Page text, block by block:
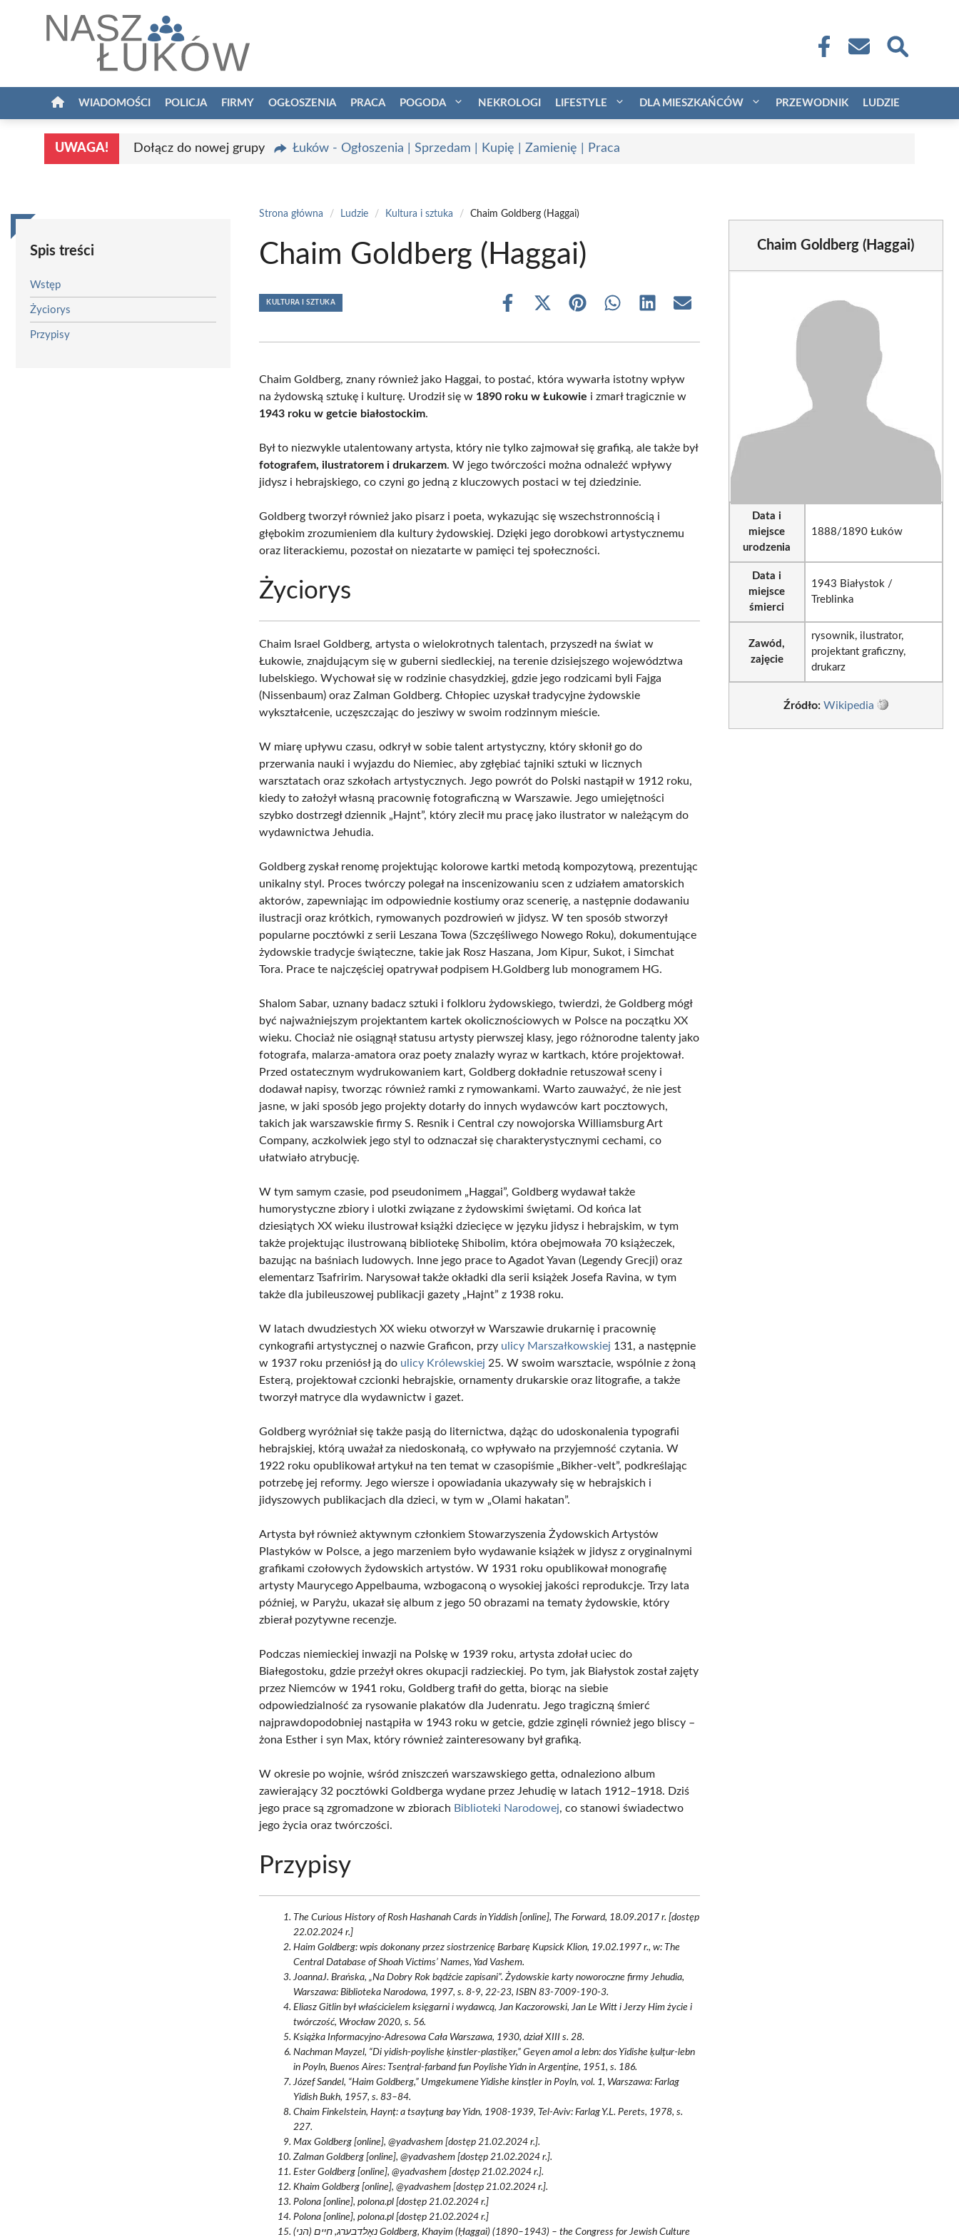
WIADOMOŚCI POLICJA FIRMY OGŁOSZENIA PRACA POGODA NEKROLOGI LIFESTYLE DLA MIESZKAŃCÓW PRZEWODNIK LUDZIE
UWAGA! Dołącz do nowej grupy Łuków - Ogłoszenia | Sprzedam | Kupię | Zamienię | Praca
Spis treści
Wstęp
Życiorys
Przypisy
Strona główna / Ludzie / Kultura i sztuka / Chaim Goldberg (Haggai)
Chaim Goldberg (Haggai)
KULTURA I SZTUKA
Share
Share
(Twitter)
Share Share Share Share
Chaim Goldberg, znany również jako Haggai, to postać, która wywarła istotny wpływ
na żydowską sztukę i kulturę. Urodził się w 1890 roku w Łukowie i zmarł tragicznie w
1943 roku w getcie białostockim.
Był to niezwykle utalentowany artysta, który nie tylko zajmował się grafiką, ale także był
fotografem, ilustratorem i drukarzem. W jego twórczości można odnaleźć wpływy
jidysz i hebrajskiego, co czyni go jedną z kluczowych postaci w tej dziedzinie.
Goldberg tworzył również jako pisarz i poeta, wykazując się wszechstronnością i
głębokim zrozumieniem dla kultury żydowskiej. Dzięki jego dorobkowi artystycznemu
oraz literackiemu, pozostał on niezatarte w pamięci tej społeczności.
Życiorys
Chaim Israel Goldberg, artysta o wielokrotnych talentach, przyszedł na świat w
Łukowie, znajdującym się w guberni siedleckiej, na terenie dzisiejszego województwa
lubelskiego. Wychował się w rodzinie chasydzkiej, gdzie jego rodzicami byli Fajga
(Nissenbaum) oraz Zalman Goldberg. Chłopiec uzyskał tradycyjne żydowskie
wykształcenie, uczęszczając do jesziwy w swoim rodzinnym mieście.
W miarę upływu czasu, odkrył w sobie talent artystyczny, który skłonił go do
przerwania nauki i wyjazdu do Niemiec, aby zgłębiać tajniki sztuki w licznych
warsztatach oraz szkołach artystycznych. Jego powrót do Polski nastąpił w 1912 roku,
kiedy to założył własną pracownię fotograficzną w Warszawie. Jego umiejętności
szybko dostrzegł dziennik „Hajnt”, który zlecił mu pracę jako ilustrator w należącym do
wydawnictwa Jehudia.
Goldberg zyskał renomę projektując kolorowe kartki metodą kompozytową, prezentując
unikalny styl. Proces twórczy polegał na inscenizowaniu scen z udziałem amatorskich
aktorów, zapewniając im odpowiednie kostiumy oraz scenerię, a następnie dodawaniu
ilustracji oraz krótkich, rymowanych pozdrowień w jidysz. W ten sposób stworzył
popularne pocztówki z serii Leszana Towa (Szczęśliwego Nowego Roku), dokumentujące
żydowskie tradycje świąteczne, takie jak Rosz Haszana, Jom Kipur, Sukot, i Simchat
Tora. Prace te najczęściej opatrywał podpisem H.Goldberg lub monogramem HG.
Shalom Sabar, uznany badacz sztuki i folkloru żydowskiego, twierdzi, że Goldberg mógł
być najważniejszym projektantem kartek okolicznościowych w Polsce na początku XX
wieku. Chociaż nie osiągnął statusu artysty pierwszej klasy, jego różnorodne talenty jako
fotografa, malarza-amatora oraz poety znalazły wyraz w kartkach, które projektował.
Przed ostatecznym wydrukowaniem kart, Goldberg dokładnie retuszował sceny i
dodawał napisy, tworząc również ramki z rymowankami. Warto zauważyć, że nie jest
jasne, w jaki sposób jego projekty dotarły do innych wydawców kart pocztowych,
takich jak warszawskie firmy S. Resnik i Central czy nowojorska Williamsburg Art
Company, aczkolwiek jego styl to odznaczał się charakterystycznymi cechami, co
ułatwiało atrybucję.
W tym samym czasie, pod pseudonimem „Haggai”, Goldberg wydawał także
humorystyczne zbiory i ulotki związane z żydowskimi świętami. Od końca lat
dziesiątych XX wieku ilustrował książki dziecięce w języku jidysz i hebrajskim, w tym
także projektując ilustrowaną bibliotekę Shibolim, która obejmowała 70 książeczek,
bazując na baśniach ludowych. Inne jego prace to Agadot Yavan (Legendy Grecji) oraz
elementarz Tsafririm. Narysował także okładki dla serii książek Josefa Ravina, w tym
także dla jubileuszowej publikacji gazety „Hajnt” z 1938 roku.
W latach dwudziestych XX wieku otworzył w Warszawie drukarnię i pracownię
cynkografii artystycznej o nazwie Graficon, przy ulicy Marszałkowskiej 131, a następnie
w 1937 roku przeniósł ją do ulicy Królewskiej 25. W swoim warsztacie, wspólnie z żoną
Esterą, projektował czcionki hebrajskie, ornamenty drukarskie oraz litografie, a także
tworzył matryce dla wydawnictw i gazet.
Goldberg wyróżniał się także pasją do liternictwa, dążąc do udoskonalenia typografii
hebrajskiej, którą uważał za niedoskonałą, co wpływało na przyjemność czytania. W
1922 roku opublikował artykuł na ten temat w czasopiśmie „Bikher-velt”, podkreślając
potrzebę jej reformy. Jego wiersze i opowiadania ukazywały się w hebrajskich i
jidyszowych publikacjach dla dzieci, w tym w „Olami hakatan”.
Artysta był również aktywnym członkiem Stowarzyszenia Żydowskich Artystów
Plastyków w Polsce, a jego marzeniem było wydawanie książek w jidysz z oryginalnymi
grafikami czołowych žydowskich artystów. W 1931 roku opublikował monografię
artysty Maurycego Appelbauma, wzbogaconą o wysokiej jakości reprodukcje. Trzy lata
później, w Paryżu, ukazał się album z jego 50 obrazami na tematy żydowskie, który
zbierał pozytywne recenzje.
Podczas niemieckiej inwazji na Polskę w 1939 roku, artysta zdołał uciec do
Białegostoku, gdzie przeżył okres okupacji radzieckiej. Po tym, jak Białystok został zajęty
przez Niemców w 1941 roku, Goldberg trafił do getta, biorąc na siebie
odpowiedzialność za rysowanie plakatów dla Judenratu. Jego tragiczną śmierć
najprawdopodobniej nastąpiła w 1943 roku w getcie, gdzie zginęli również jego bliscy –
żona Esther i syn Max, który również zainteresowany był grafiką.
W okresie po wojnie, wśród zniszczeń warszawskiego getta, odnaleziono album
zawierający 32 pocztówki Goldberga wydane przez Jehudię w latach 1912–1918. Dziś
jego prace są zgromadzone w zbiorach Biblioteki Narodowej, co stanowi świadectwo
jego życia oraz twórczości.
Przypisy
The Curious History of Rosh Hashanah Cards in Yiddish [online], The Forward, 18.09.2017 r. [dostęp
22.02.2024 r.]
Haim Goldberg: wpis dokonany przez siostrzenicę Barbarę Kupsick Klion, 19.02.1997 r., w: The
Central Database of Shoah Victims’ Names, Yad Vashem.
JoannaJ. Brańska, „Na Dobry Rok bądźcie zapisani”. Żydowskie karty noworoczne firmy Jehudia,
Warszawa: Biblioteka Narodowa, 1997, s. 8-9, 22-23, ISBN 83-7009-190-3.
Eliasz Gitlin był właścicielem księgarni i wydawcą, Jan Kaczorowski, Jan Le Witt i Jerzy Him życie i
twórczość, Wrocław 2020, s. 56.
Książka Informacyjno-Adresowa Cała Warszawa, 1930, dział XIII s. 28.
Nachman Mayzel, “Di yidish-poylishe ḳinstler-plastiḳer,” Geṿen amol a lebn: dos Yidishe ḳulṭur-lebn
in Poyln, Buenos Aires: Tsenṭral-farband fun Poylishe Yidn in Argenṭine, 1951, s. 186.
Józef Sandel, “Haim Goldberg,” Umgekumene Yidishe kinsṭler in Poyln, vol. 1, Warszawa: Farlag
Yidish Bukh, 1957, s. 83–84.
Chaim Finkelstein, Haynṭ: a tsayṭung bay Yidn, 1908-1939, Tel-Aviv: Farlag Y.L. Perets, 1978, s.
227.
Max Goldberg [online], @yadvashem [dostęp 21.02.2024 r.].
Zalman Goldberg [online], @yadvashem [dostęp 21.02.2024 r.].
Ester Goldberg [online], @yadvashem [dostęp 21.02.2024 r.].
Khaim Goldberg [online], @yadvashem [dostęp 21.02.2024 r.].
Polona [online], polona.pl [dostęp 21.02.2024 r.]
Polona [online], polona.pl [dostęp 21.02.2024 r.]
נאָלדבערג, חײם (הני) Goldberg, Khayim (Ḥaggai) (1890–1943) – the Congress for Jewish Culture
Chaim Goldberg (Haggai)
Data i
miejsce
urodzenia
1888/1890 Łuków
Data i
miejsce
śmierci
1943 Białystok /
Treblinka
Zawód,
zajęcie
rysownik, ilustrator,
projektant graficzny,
drukarz
Źródło: Wikipedia